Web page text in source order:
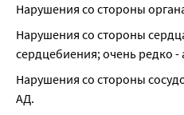
Нарушения со стороны
Нарушения со стороны
сердцебиения; очень редко
Нарушения со стороны
АД.